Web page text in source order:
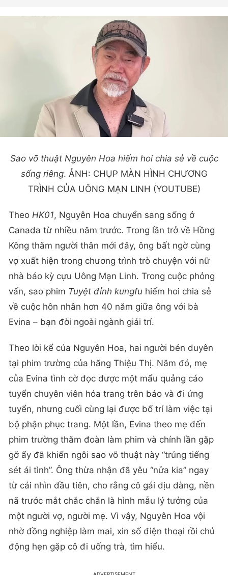
Sao võ thuật Nguyên Hoa hiếm hoi chia sẻ về cuộc
sống riêng. ẢNH: CHỤP MÀN HÌNH CHƯƠNG
TRÌNH CỦA UÔNG MẠN LINH (YOUTUBE)
Theo HK01, Nguyên Hoa chuyển sang sống ở
Canada từ nhiều năm trước. Trong lần trở về Hồng
Kông thăm người thân mới đây, ông bất ngờ cùng
vợ xuất hiện trong chương trình trò chuyện với nữ
nhà báo kỳ cựu Uông Mạn Linh. Trong cuộc phỏng
vấn, sao phim Tuyệt đỉnh kungfu hiếm hoi chia sẻ
về cuộc hôn nhân hơn 40 năm giữa ông với bà
Evina – bạn đời ngoài ngành giải trí.
Theo lời kể của Nguyên Hoa, hai người bén duyên
tại phim trường của hãng Thiệu Thị. Năm đó, mẹ
của Evina tình cờ đọc được một mẩu quảng cáo
tuyển chuyên viên hóa trang trên báo và đi ứng
tuyển, nhưng cuối cùng lại được bố trí làm việc tại
bộ phận phục trang. Một lần, Evina theo mẹ đến
phim trường thăm đoàn làm phim và chính lần gặp
gỡ ấy đã khiến ngôi sao võ thuật này “trúng tiếng
sét ái tình”. Ông thừa nhận đã yêu “nửa kia” ngay
từ cái nhìn đầu tiên, cho rằng cô gái dịu dàng, nền
nã trước mắt chắc chắn là hình mẫu lý tưởng của
một người vợ, người mẹ. Vì vậy, Nguyên Hoa vội
nhờ đồng nghiệp làm mai, xin số điện thoại rồi chủ
động hẹn gặp cô đi uống trà, tìm hiểu.